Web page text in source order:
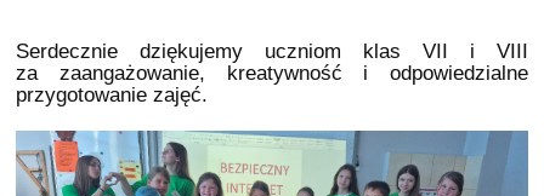
Serdecznie dziękujemy uczniom klas VII i VIII
za zaangażowanie, kreatywność i odpowiedzialne
przygotowanie zajęć.